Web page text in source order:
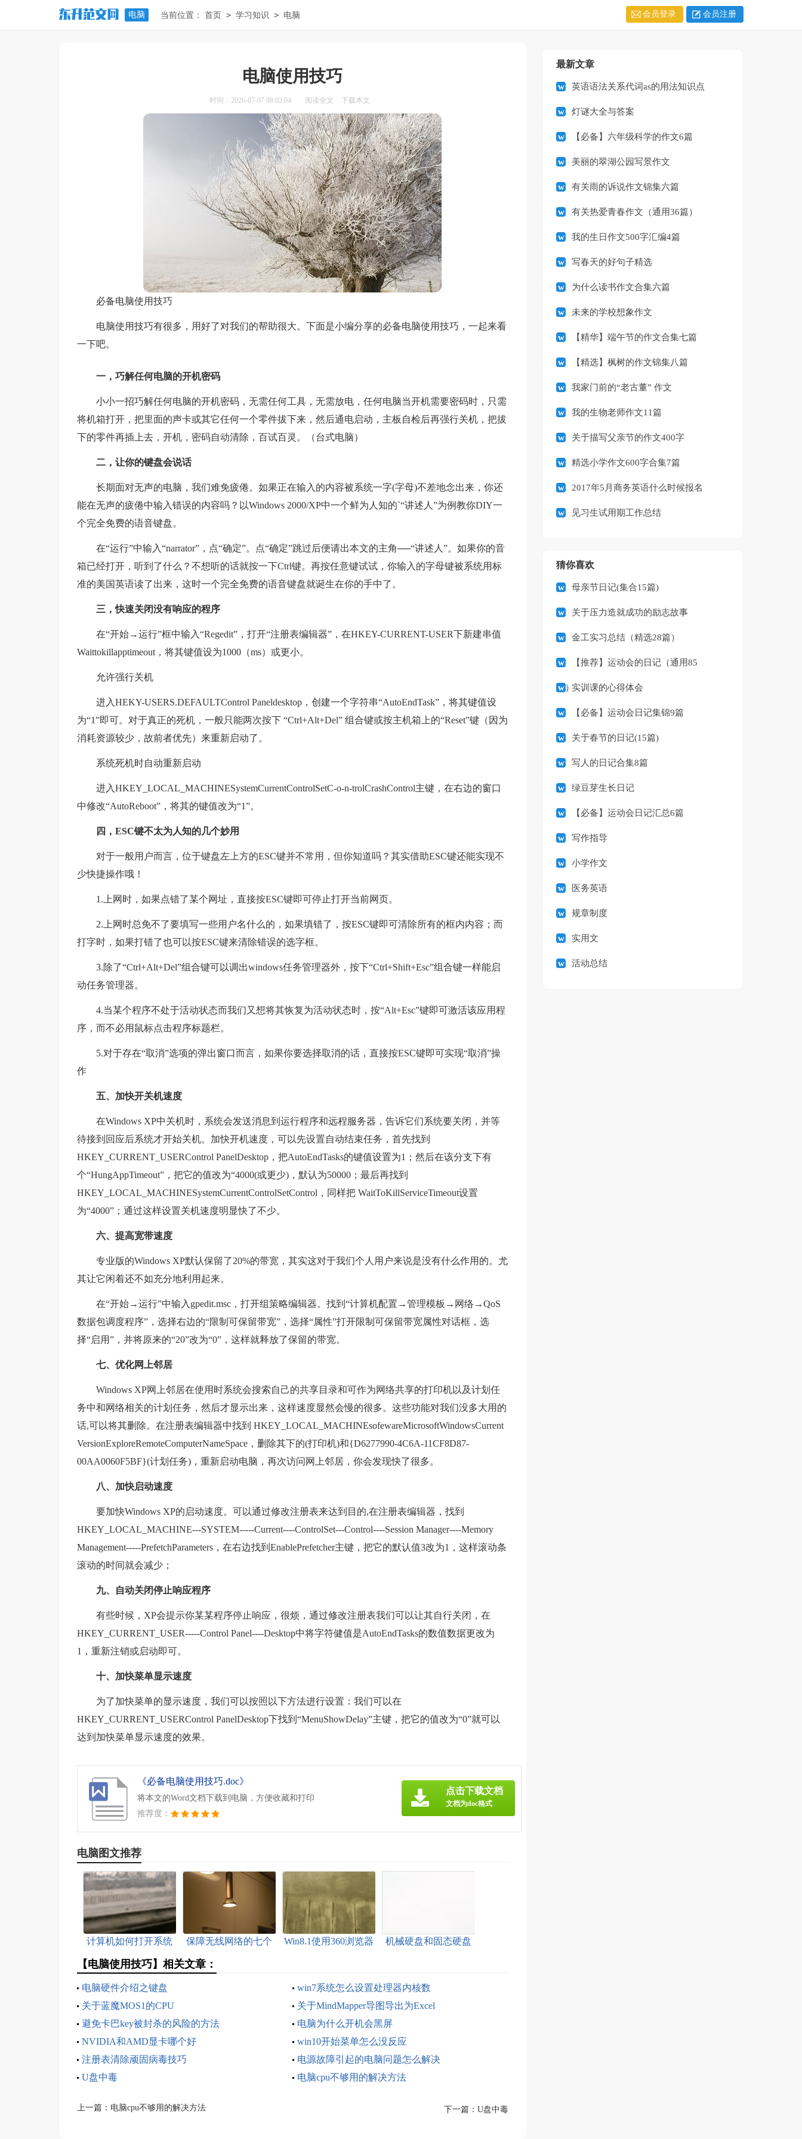
电脑 当前位置： 首页 > 学习知识 > 电脑 会员登录 会员注册
电脑使用技巧
时间：2026-07-07 08:02:04 阅读全文 下载本文
必备电脑使用技巧
电脑使用技巧有很多，用好了对我们的帮助很大。下面是小编分享的必备电脑使用技巧，一起来看
一下吧。
一，巧解任何电脑的开机密码
小小一招巧解任何电脑的开机密码，无需任何工具，无需放电，任何电脑当开机需要密码时，只需
将机箱打开，把里面的声卡或其它任何一个零件拔下来，然后通电启动，主板自检后再强行关机，把拔
下的零件再插上去，开机，密码自动清除，百试百灵。（台式电脑）
二，让你的键盘会说话
长期面对无声的电脑，我们难免疲倦。如果正在输入的内容被系统一字(字母)不差地念出来，你还
能在无声的疲倦中输入错误的内容吗？以Windows 2000/XP中一个鲜为人知的`“讲述人”为例教你DIY一
个完全免费的语音键盘。
在“运行”中输入“narrator”，点“确定”。点“确定”跳过后便请出本文的主角──“讲述人”。如果你的音
箱已经打开，听到了什么？不想听的话就按一下Ctrl键。再按任意键试试，你输入的字母键被系统用标
准的美国英语读了出来，这时一个完全免费的语音键盘就诞生在你的手中了。
三，快速关闭没有响应的程序
在“开始→运行”框中输入“Regedit”，打开“注册表编辑器”，在HKEY-CURRENT-USER下新建串值
Waittokillapptimeout，将其键值设为1000（ms）或更小。
允许强行关机
进入HEKY-USERS.DEFAULTControl Paneldesktop，创建一个字符串“AutoEndTask”，将其键值设
为“1”即可。对于真正的死机，一般只能两次按下 “Ctrl+Alt+Del” 组合键或按主机箱上的“Reset”键（因为
消耗资源较少，故前者优先）来重新启动了。
系统死机时自动重新启动
进入HKEY_LOCAL_MACHINESystemCurrentControlSetC-o-n-trolCrashControl主键，在右边的窗口
中修改“AutoReboot”，将其的键值改为“1”。
四，ESC键不太为人知的几个妙用
对于一般用户而言，位于键盘左上方的ESC键并不常用，但你知道吗？其实借助ESC键还能实现不
少快捷操作哦！
1.上网时，如果点错了某个网址，直接按ESC键即可停止打开当前网页。
2.上网时总免不了要填写一些用户名什么的，如果填错了，按ESC键即可清除所有的框内内容；而
打字时，如果打错了也可以按ESC键来清除错误的选字框。
3.除了“Ctrl+Alt+Del”组合键可以调出windows任务管理器外，按下“Ctrl+Shift+Esc”组合键一样能启
动任务管理器。
4.当某个程序不处于活动状态而我们又想将其恢复为活动状态时，按“Alt+Esc”键即可激活该应用程
序，而不必用鼠标点击程序标题栏。
5.对于存在“取消”选项的弹出窗口而言，如果你要选择取消的话，直接按ESC键即可实现“取消”操
作
五、加快开关机速度
在Windows XP中关机时，系统会发送消息到运行程序和远程服务器，告诉它们系统要关闭，并等
待接到回应后系统才开始关机。加快开机速度，可以先设置自动结束任务，首先找到
HKEY_CURRENT_USERControl PanelDesktop，把AutoEndTasks的键值设置为1；然后在该分支下有
个“HungAppTimeout”，把它的值改为“4000(或更少)，默认为50000；最后再找到
HKEY_LOCAL_MACHINESystemCurrentControlSetControl，同样把 WaitToKillServiceTimeout设置
为“4000”；通过这样设置关机速度明显快了不少。
六、提高宽带速度
专业版的Windows XP默认保留了20%的带宽，其实这对于我们个人用户来说是没有什么作用的。尤
其让它闲着还不如充分地利用起来。
在“开始→运行”中输入gpedit.msc，打开组策略编辑器。找到“计算机配置→管理模板→网络→QoS
数据包调度程序”，选择右边的“限制可保留带宽”，选择“属性”打开限制可保留带宽属性对话框，选
择“启用”，并将原来的“20”改为“0”，这样就释放了保留的带宽。
七、优化网上邻居
Windows XP网上邻居在使用时系统会搜索自己的共享目录和可作为网络共享的打印机以及计划任
务中和网络相关的计划任务，然后才显示出来，这样速度显然会慢的很多。这些功能对我们没多大用的
话,可以将其删除。在注册表编辑器中找到 HKEY_LOCAL_MACHINEsofewareMicrosoftWindowsCurrent
VersionExploreRemoteComputerNameSpace，删除其下的(打印机)和{D6277990-4C6A-11CF8D87-
00AA0060F5BF}(计划任务)，重新启动电脑，再次访问网上邻居，你会发现快了很多。
八、加快启动速度
要加快Windows XP的启动速度。可以通过修改注册表来达到目的,在注册表编辑器，找到
HKEY_LOCAL_MACHINE---SYSTEM-----Current----ControlSet---Control----Session Manager----Memory
Management-----PrefetchParameters，在右边找到EnablePrefetcher主键，把它的默认值3改为1，这样滚动条
滚动的时间就会减少；
九、自动关闭停止响应程序
有些时候，XP会提示你某某程序停止响应，很烦，通过修改注册表我们可以让其自行关闭，在
HKEY_CURRENT_USER-----Control Panel----Desktop中将字符健值是AutoEndTasks的数值数据更改为
1，重新注销或启动即可。
十、加快菜单显示速度
为了加快菜单的显示速度，我们可以按照以下方法进行设置：我们可以在
HKEY_CURRENT_USERControl PanelDesktop下找到“MenuShowDelay”主键，把它的值改为“0”就可以
达到加快菜单显示速度的效果。
《必备电脑使用技巧.doc》
将本文的Word文档下载到电脑，方便收藏和打印
推荐度：
点击下载文档
文档为doc格式
电脑图文推荐
计算机如何打开系统
保障无线网络的七个
Win8.1使用360浏览器
机械硬盘和固态硬盘
【电脑使用技巧】相关文章：
电脑硬件介绍之键盘
win7系统怎么设置处理器内核数
关于蓝魔MOS1的CPU
关于MindMapper导图导出为Excel
避免卡巴key被封杀的风险的方法
电脑为什么开机会黑屏
NVIDIA和AMD显卡哪个好
win10开始菜单怎么没反应
注册表清除顽固病毒技巧
电源故障引起的电脑问题怎么解决
U盘中毒
电脑cpu不够用的解决方法
上一篇： 电脑cpu不够用的解决方法 下一篇： U盘中毒
最新文章
英语语法关系代词as的用法知识点
灯谜大全与答案
【必备】六年级科学的作文6篇
美丽的翠湖公园写景作文
有关雨的诉说作文锦集六篇
有关热爱青春作文（通用36篇）
我的生日作文500字汇编4篇
写春天的好句子精选
为什么读书作文合集六篇
未来的学校想象作文
【精华】端午节的作文合集七篇
【精选】枫树的作文锦集八篇
我家门前的“老古董” 作文
我的生物老师作文11篇
关于描写父亲节的作文400字
精选小学作文600字合集7篇
2017年5月商务英语什么时候报名
见习生试用期工作总结
猜你喜欢
母亲节日记(集合15篇)
关于压力造就成功的励志故事
金工实习总结（精选28篇）
【推荐】运动会的日记（通用85
篇）实训课的心得体会
【必备】运动会日记集锦9篇
关于春节的日记(15篇)
写人的日记合集8篇
绿豆芽生长日记
【必备】运动会日记汇总6篇
写作指导
小学作文
医务英语
规章制度
实用文
活动总结